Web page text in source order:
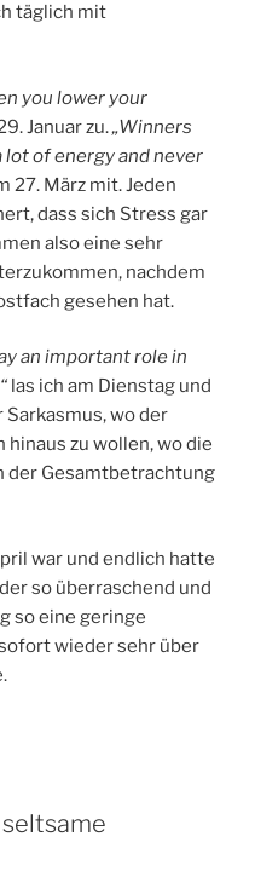
täglich mit
you lower your
Januar zu.„Winners
of energy and never
27. März mit. Jeden
dass sich Stress gar
also eine sehr
nachdem
gesehen hat.
an important role in
las ich am Dienstag und
wo der
zu wollen, wo die
der Gesamtbetrachtung
war und endlich hatte
so überraschend und
so eine geringe
wieder sehr über